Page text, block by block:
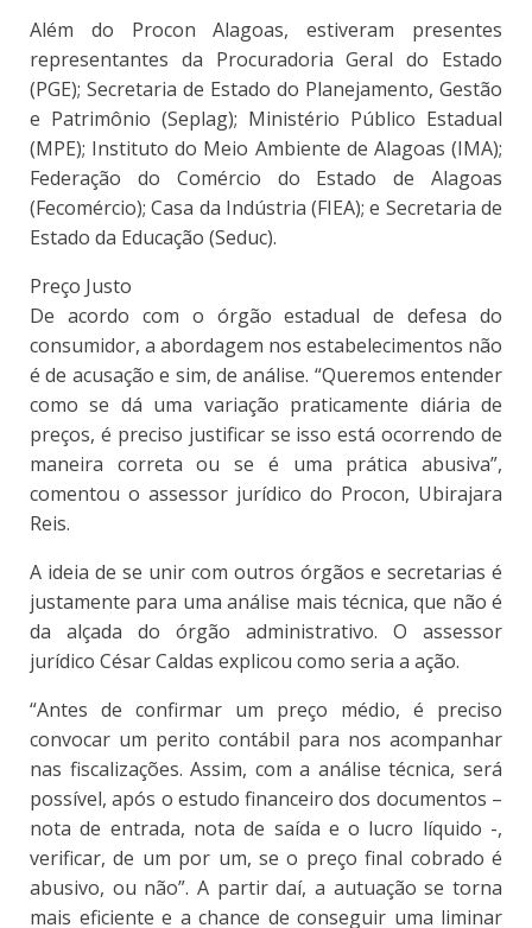
Além do Procon Alagoas, estiveram presentes
representantes da Procuradoria Geral do Estado
(PGE); Secretaria de Estado do Planejamento, Gestão
e Patrimônio (Seplag); Ministério Público Estadual
(MPE); Instituto do Meio Ambiente de Alagoas (IMA);
Federação do Comércio do Estado de Alagoas
(Fecomércio); Casa da Indústria (FIEA); e Secretaria de
Estado da Educação (Seduc).
Preço Justo
De acordo com o órgão estadual de defesa do
consumidor, a abordagem nos estabelecimentos não
é de acusação e sim, de análise. “Queremos entender
como se dá uma variação praticamente diária de
preços, é preciso justificar se isso está ocorrendo de
maneira correta ou se é uma prática abusiva”,
comentou o assessor jurídico do Procon, Ubirajara
Reis.
A ideia de se unir com outros órgãos e secretarias é
justamente para uma análise mais técnica, que não é
da alçada do órgão administrativo. O assessor
jurídico César Caldas explicou como seria a ação.
“Antes de confirmar um preço médio, é preciso
convocar um perito contábil para nos acompanhar
nas fiscalizações. Assim, com a análise técnica, será
possível, após o estudo financeiro dos documentos –
nota de entrada, nota de saída e o lucro líquido -,
verificar, de um por um, se o preço final cobrado é
abusivo, ou não”. A partir daí, a autuação se torna
mais eficiente e a chance de conseguir uma liminar